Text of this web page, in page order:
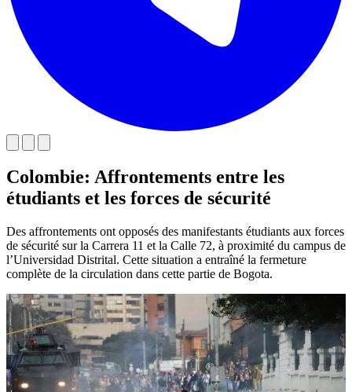
Colombie: Affrontements entre les
étudiants et les forces de sécurité
Des affrontements ont opposés des manifestants étudiants aux forces
de sécurité sur la Carrera 11 et la Calle 72, à proximité du campus de
l’Universidad Distrital. Cette situation a entraîné la fermeture
complète de la circulation dans cette partie de Bogota.